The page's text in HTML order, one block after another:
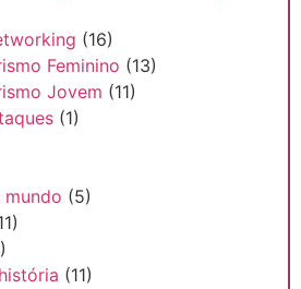
(16)
Feminino (13)
Jovem (11)
(1)
(5)
(11)